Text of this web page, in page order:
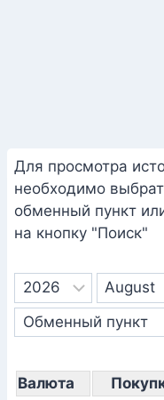
Для просмотра
необходимо
обменный пункт
на кнопку "Поиск"
Валюта